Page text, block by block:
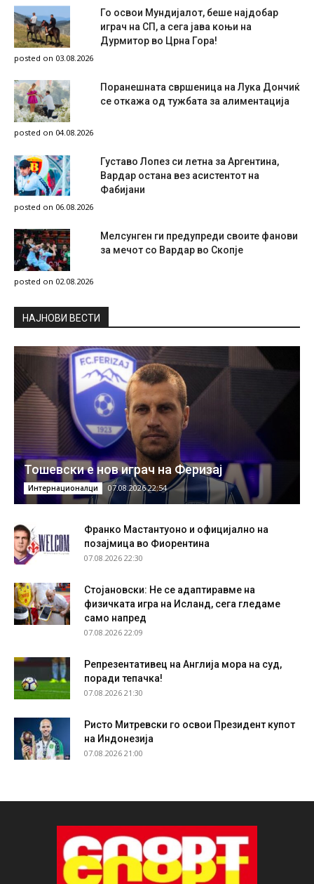
Го освои Мундијалот, беше најдобар
играч на СП, а сега јава коњи на
Дурмитор во Црна Гора!
posted on 03.08.2026
Поранешната свршеница на Лука Дончиќ
се откажа од тужбата за алиментација
posted on 04.08.2026
Густаво Лопез си летна за Аргентина,
Вардар остана вез асистентот на
Фабијани
posted on 06.08.2026
Мелсунген ги предупреди своите фанови
за мечот со Вардар во Скопје
posted on 02.08.2026
НAЈНОВИ ВЕСТИ
Тошевски е нов играч на Феризај
Интернационалци 07.08.2026 22:54
Франко Мастантуоно и официјално на
позајмица во Фиорентина
07.08.2026 22:30
Стојановски: Не се адаптиравме на
физичката игра на Исланд, сега гледаме
само напред
07.08.2026 22:09
Репрезентативец на Англија мора на суд,
поради тепачка!
07.08.2026 21:30
Ристо Митревски го освои Президент купот
на Индонезија
07.08.2026 21:00